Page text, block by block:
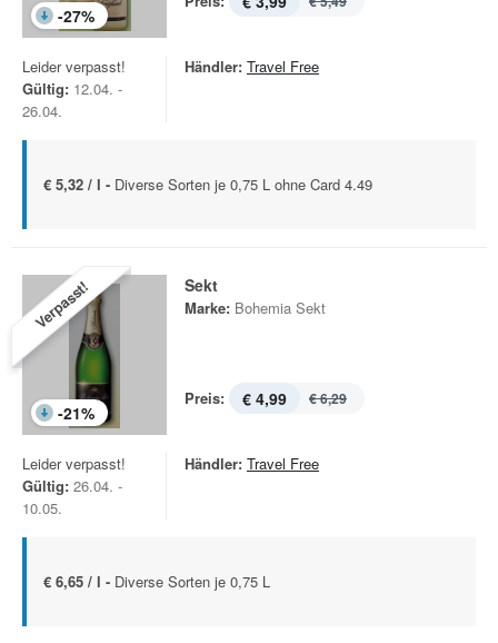
-27%
Leider verpasst!
Gültig: 12.04. -
26.04.
Händler: Travel Free
€ 5,32 / l - Diverse Sorten je 0,75 L ohne Card 4.49
Verpasst!
-21%
Sekt
Marke: Bohemia Sekt
Preis: € 4,99 € 6,29
Leider verpasst!
Gültig: 26.04. -
10.05.
Händler: Travel Free
€ 6,65 / l - Diverse Sorten je 0,75 L